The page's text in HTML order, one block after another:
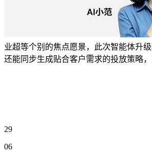
业超等个别的焦点愿景，此次智能体升
还能同步生成贴合客户需求的投放策略
29
06